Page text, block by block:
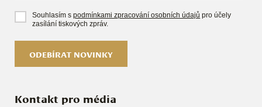
Souhlasím spodmínkami zpracování osobních údajů pro účely
zasílání tiskových zpráv.
ODEBÍRAT NOVINKY
Kontakt pro média